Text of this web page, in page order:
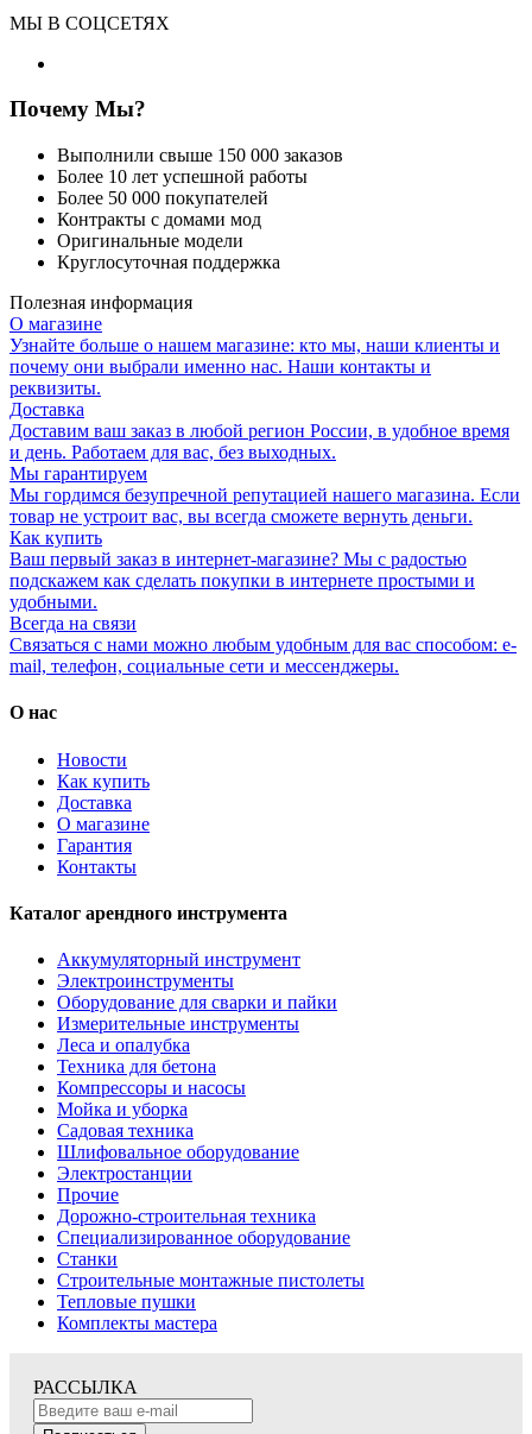
МЫ В СОЦСЕТЯХ
Почему Мы?
Выполнили свыше 150 000 заказов
Более 10 лет успешной работы
Более 50 000 покупателей
Контракты с домами мод
Оригинальные модели
Круглосуточная поддержка
Полезная информация
О магазине
Узнайте больше о нашем магазине: кто мы, наши клиенты и
почему они выбрали именно нас. Наши контакты и
реквизиты.
Доставка
Доставим ваш заказ в любой регион России, в удобное время
и день. Работаем для вас, без выходных.
Мы гарантируем
Мы гордимся безупречной репутацией нашего магазина. Если
товар не устроит вас, вы всегда сможете вернуть деньги.
Как купить
Ваш первый заказ в интернет-магазине? Мы с радостью
подскажем как сделать покупки в интернете простыми и
удобными.
Всегда на связи
Связаться с нами можно любым удобным для вас способом: e-
mail, телефон, социальные сети и мессенджеры.
О нас
Новости
Как купить
Доставка
О магазине
Гарантия
Контакты
Каталог арендного инструмента
Аккумуляторный инструмент
Электроинструменты
Оборудование для сварки и пайки
Измерительные инструменты
Леса и опалубка
Техника для бетона
Компрессоры и насосы
Мойка и уборка
Садовая техника
Шлифовальное оборудование
Электростанции
Прочие
Дорожно-строительная техника
Специализированное оборудование
Станки
Строительные монтажные пистолеты
Тепловые пушки
Комплекты мастера
РАССЫЛКА